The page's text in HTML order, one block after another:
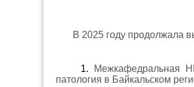
В 2025 году продолжала
1.
Межкафедральная
патология в Байкальском